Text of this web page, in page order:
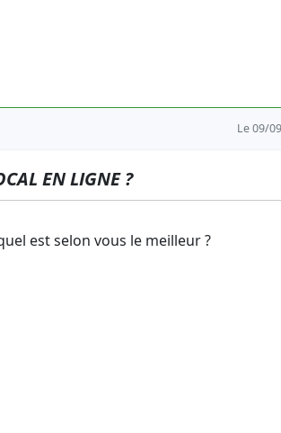
Le 09/
EN LIGNE ?
est selon vous le meilleur ?